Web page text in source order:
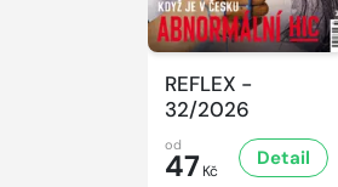
REFLEX -
32/2026
od
47 Kč
Detail